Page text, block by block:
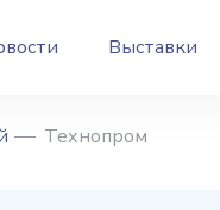
Выставки
Технопром